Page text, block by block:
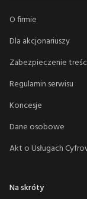
O firmie
Dla akcjonariuszy
Zabezpieczenie
Regulamin serwisu
Koncesje
Dane osobowe
Akt o Usługach
Na skróty